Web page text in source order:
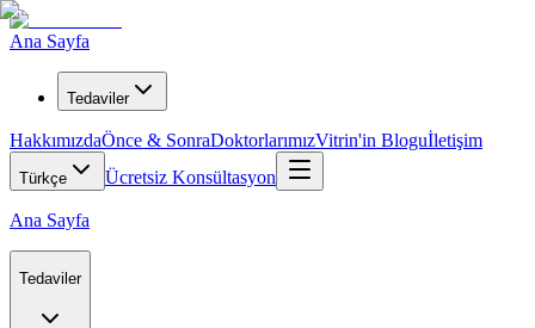
Ana Sayfa
Tedaviler
HakkımızdaÖnce & SonraDoktorlarımızVitrin'in Bloguİletişim
Türkçe Ücretsiz Konsültasyon
Ana Sayfa
Tedaviler